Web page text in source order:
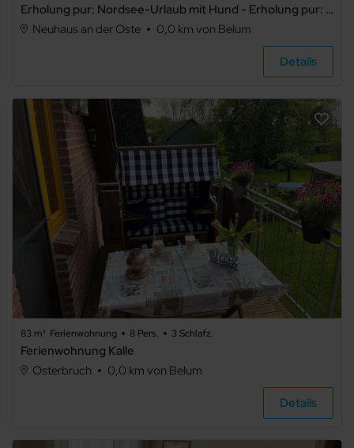
Erholung pur: Nordsee-Urlaub mit Hund - Erholung pur: Nordsee-Urlaub mit Hund .1
Neuhaus an der Oste
0,0 km von Belum
Details
83 m² Ferienwohnung 8 Pers. 3 Schlafz.
Ferienwohnung Kalle
Osterbruch
0,0 km von Belum
Details